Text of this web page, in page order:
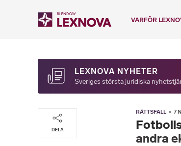
VARFÖR
LEXNOVA NYHETER
Sveriges största juridiska
DELA
RÄTTSFALL 7
andra